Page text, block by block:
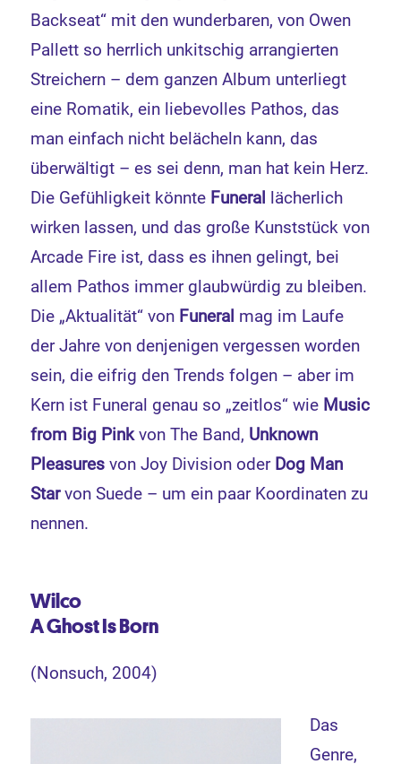
Backseat“ mit den wunderbaren, von Owen
Pallett so herrlich unkitschig arrangierten
Streichern – dem ganzen Album unterliegt
eine Romatik, ein liebevolles Pathos, das
man einfach nicht belächeln kann, das
überwältigt – es sei denn, man hat kein Herz.
Die Gefühligkeit könnte Funeral lächerlich
wirken lassen, und das große Kunststück von
Arcade Fire ist, dass es ihnen gelingt, bei
allem Pathos immer glaubwürdig zu bleiben.
Die „Aktualität“ von Funeral mag im Laufe
der Jahre von denjenigen vergessen worden
sein, die eifrig den Trends folgen – aber im
Kern ist Funeral genau so „zeitlos“ wie Music
from Big Pinkvon The Band, Unknown
Pleasures von Joy Division oder Dog Man
Starvon Suede – um ein paar Koordinaten zu
nennen.
Wilco
A Ghost Is Born
(Nonsuch, 2004)
Das
Genre,